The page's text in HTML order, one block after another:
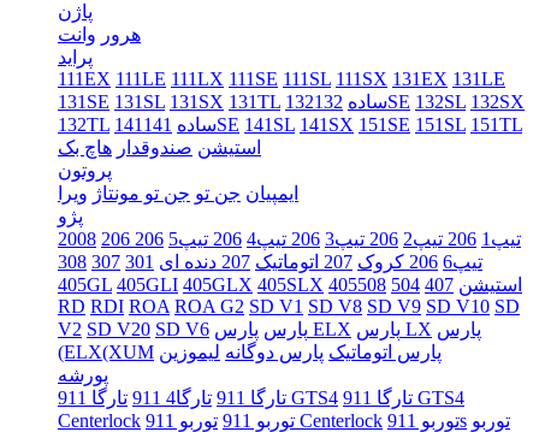
پاژن
هرور وانت
پراید
111EX 111LE 111LX 111SE 111SL 111SX 131EX 131LE
131SE 131SL 131SX 131TL 132ساده132SE 132SL 132SX
132TL
141ساده141SE 141SL 141SX 151SE 151SL 151TL
استیشن صندوقدار هاچ بک
پروتون
ایمپیان جن تو جن تو مونتاژ ویرا
پژو
2008
206 تیپ1 206 تیپ2 206 تیپ3 206 تیپ4 206 تیپ5
206
تیپ6
206 کروک 207 اتوماتیک 207 دنده ای 301
307
308
405GL 405GLI 405GLX 405SLX 405استیشن 407
504
508
RD RDI ROA ROA G2 SD V1 SD V8 SD V9 SD V10 SD
V2 SD V20 SD V6 پارس پارس ELX پارس LX پارس
(ELX(XUM
پارس اتوماتیک پارس دوگانه لیموزین
پورشه
تارگا 911
تارگا4 911 تارگا 911 GTS4 تارگا 911 GTS4
Centerlock
توربو 911 توربو 911 Centerlock توربو 911s توربو